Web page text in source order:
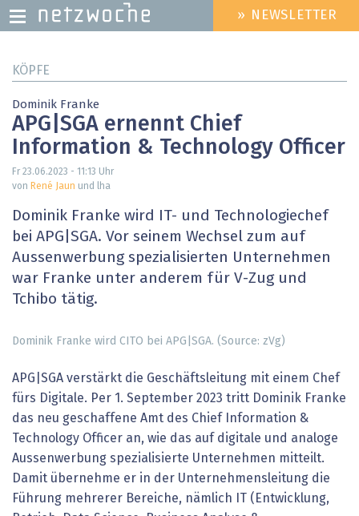
zum
HEADER
MENU
» NEWSLETTER
KÖPFE
Dominik Franke
APG|SGA ernennt Chief
Information & Technology Officer
Fr 23.06.2023 - 11:13 Uhr
von René Jaun und lha
Dominik Franke wird IT- und Technologiechef
bei APG|SGA. Vor seinem Wechsel zum auf
Aussenwerbung spezialisierten Unternehmen
war Franke unter anderem für V-Zug und
Tchibo tätig.
Dominik Franke wird CITO bei APG|SGA. (Source: zVg)
APG|SGA verstärkt die Geschäftsleitung mit einem Chef
fürs Digitale. Per 1. September 2023 tritt Dominik Franke
das neu geschaffene Amt des Chief Information &
Technology Officer an, wie das auf digitale und analoge
Aussenwerbung spezialisierte Unternehmen mitteilt.
Damit übernehme er in der Unternehmensleitung die
Führung mehrerer Bereiche, nämlich IT (Entwicklung,